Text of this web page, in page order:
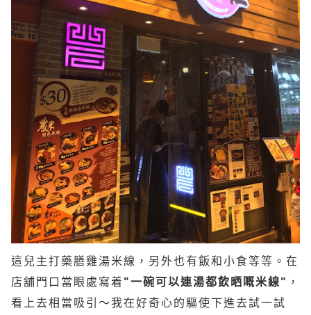
這兒主打藥膳雞湯米線，另外也有飯和小食等等。在
店舖門口當眼處寫着 "一碗可以連湯都飲晒嘅米線" ，
看上去相當吸引～我在好奇心的驅使下進去試一試